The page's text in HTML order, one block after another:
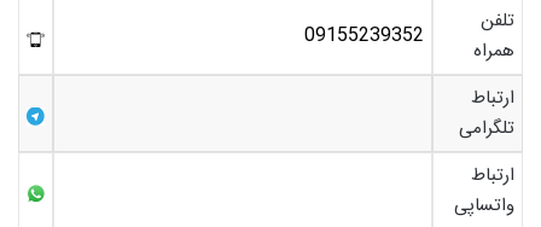
تلفن
همراه
09155239352
ارتباط
تلگرامی
ارتباط
واتساپی